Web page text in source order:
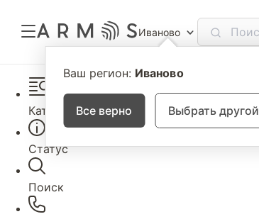
Иваново
Ваш регион: Иваново
Все верно Выбрать другой
Каталог
Статус
Поиск